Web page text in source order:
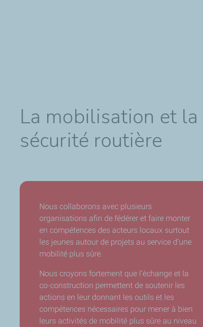
La mobilisation et
sécurité routière
Nous collaborons avec plusieurs
organisations afin de fédérer et faire monter
en compétences des acteurs locaux surtout
les jeunes autour de projets au service d’une
mobilité plus sûre.
Nous croyons fortement que l’échange et la
co-construction permettent de soutenir les
actions en leur donnant les outils et les
compétences nécessaires pour mener à bien
leurs activités de mobilité plus sûre au niveau